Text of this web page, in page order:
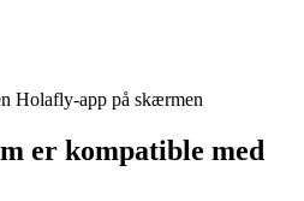
Holafly-app på skærmen
er kompatible med